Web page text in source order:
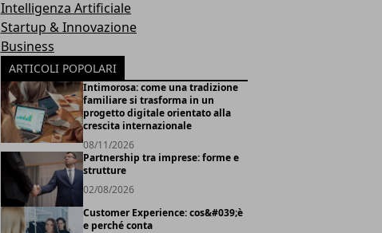
Intelligenza Artificiale
Startup & Innovazione
Business
ARTICOLI POPOLARI
Intimorosa: come una tradizione
familiare si trasforma in un
progetto digitale orientato alla
crescita internazionale
08/11/2026
Partnership tra imprese: forme e
strutture
02/08/2026
Customer Experience: cos&#039;è
e perché conta